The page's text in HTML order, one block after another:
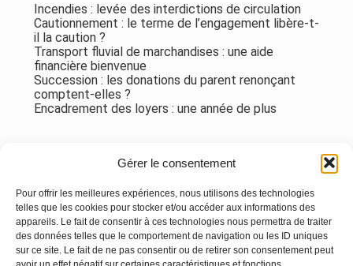
Gérer le consentement
Pour offrir les meilleures expériences, nous utilisons des technologies
telles que les cookies pour stocker et/ou accéder aux informations des
appareils. Le fait de consentir à ces technologies nous permettra de traiter
des données telles que le comportement de navigation ou les ID uniques
sur ce site. Le fait de ne pas consentir ou de retirer son consentement peut
Incendies : levée des interdictions de circulation
Cautionnement : le terme de l’engagement libère-t-
il la caution ?
Transport fluvial de marchandises : une aide
financière bienvenue
Succession : les donations du parent renonçant
comptent-elles ?
Encadrement des loyers : une année de plus
Aucun commentaire à afficher.